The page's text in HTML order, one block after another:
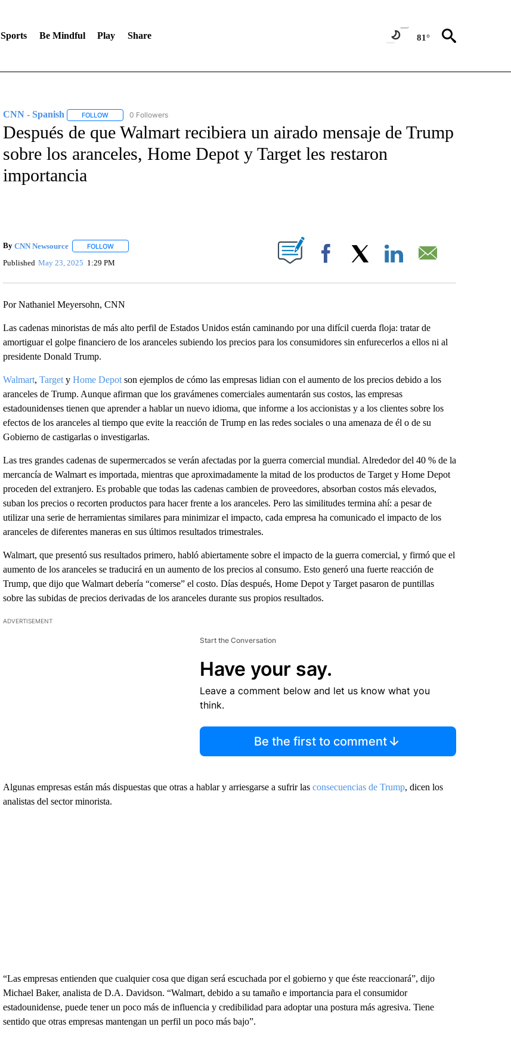
Sports Be Mindful Play Share 81°
CNN - Spanish FOLLOWFOLLOW "CNN - SPANISH" TO RECEIVE NOTIFICATIONS ABOUT NEW PAGES ON "CNN - SPANISH".
0 Followers
Después de que Walmart recibiera un airado mensaje de Trump
sobre los aranceles, Home Depot y Target les restaron
importancia
By CNN Newsource FOLLOWFOLLOW "" TO RECEIVE NOTIFICATIONS ABOUT NEW PAGES ON "".
Published May 23, 2025 1:29 PM Facebook
Por Nathaniel Meyersohn, CNN
Las cadenas minoristas de más alto perfil de Estados Unidos están caminando por una difícil cuerda floja: tratar de
amortiguar el golpe financiero de los aranceles subiendo los precios para los consumidores sin enfurecerlos a ellos ni al
presidente Donald Trump.
Walmart, Targety Home Depotson ejemplos de cómo las empresas lidian con el aumento de los precios debido a los
aranceles de Trump. Aunque afirman que los gravámenes comerciales aumentarán sus costos, las empresas
estadounidenses tienen que aprender a hablar un nuevo idioma, que informe a los accionistas y a los clientes sobre los
efectos de los aranceles al tiempo que evite la reacción de Trump en las redes sociales o una amenaza de él o de su
Gobierno de castigarlas o investigarlas.
Las tres grandes cadenas de supermercados se verán afectadas por la guerra comercial mundial. Alrededor del 40 % de la
mercancía de Walmart es importada, mientras que aproximadamente la mitad de los productos de Target y Home Depot
proceden del extranjero. Es probable que todas las cadenas cambien de proveedores, absorban costos más elevados,
suban los precios o recorten productos para hacer frente a los aranceles. Pero las similitudes termina ahí: a pesar de
utilizar una serie de herramientas similares para minimizar el impacto, cada empresa ha comunicado el impacto de los
aranceles de diferentes maneras en sus últimos resultados trimestrales.
Walmart, que presentó sus resultados primero, habló abiertamente sobre el impacto de la guerra comercial, y firmó que el
aumento de los aranceles se traducirá en un aumento de los precios al consumo. Esto generó una fuerte reacción de
Trump, que dijo que Walmart debería “comerse” el costo. Días después, Home Depot y Target pasaron de puntillas
sobre las subidas de precios derivadas de los aranceles durante sus propios resultados.
ADVERTISEMENT
Start the Conversation
Have your say.
Leave a comment below and let us know what you
think.
Be the first to comment
Algunas empresas están más dispuestas que otras a hablar y arriesgarse a sufrir las consecuencias de Trump, dicen los
analistas del sector minorista.
“Las empresas entienden que cualquier cosa que digan será escuchada por el gobierno y que éste reaccionará”, dijo
Michael Baker, analista de D.A. Davidson. “Walmart, debido a su tamaño e importancia para el consumidor
estadounidense, puede tener un poco más de influencia y credibilidad para adoptar una postura más agresiva. Tiene
sentido que otras empresas mantengan un perfil un poco más bajo”.